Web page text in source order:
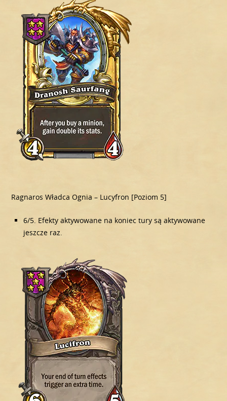
Ragnaros Władca Ognia – Lucyfron [Poziom 5]
6/5. Efekty aktywowane na koniec tury są aktywowane
jeszcze raz.